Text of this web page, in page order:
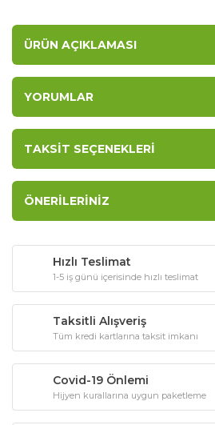
ÜRÜN AÇIKLAMASI
YORUMLAR
TAKSIT SEÇENEKLERI
ÖNERILERINIZ
Hızlı Teslimat
1-5 iş günü içerisinde hızlı teslimat
Taksitli Alışveriş
Tüm kredi kartlarına taksit imkanı
Covid-19 Önlemi
Hijyen kurallarına uygun paketleme